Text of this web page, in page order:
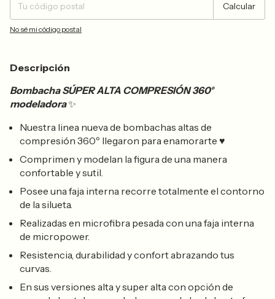
Calcular
No sé mi código postal
Descripción
Bombacha SÚPER ALTA COMPRESIÓN 360°
modeladora✨
Nuestra linea nueva de bombachas altas de
compresión 360º llegaron para enamorarte ♥
Comprimen y modelan la figura de una manera
confortable y sutil.
Posee una faja interna recorre totalmente el contorno
de la silueta.
Realizadas en microfibra pesada con una faja interna
de micropower.
Resistencia, durabilidad y confort abrazando tus
curvas.
En sus versiones alta y super alta con opción de